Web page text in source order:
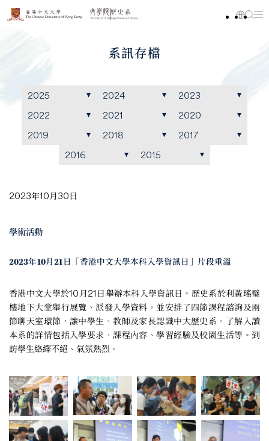
系訊存檔
2025 2024
2023
2022
2021
2020
2019
2018
2017
2016
2015
2023年10月30日
學術活動
2023年10月21日「香港中文大學本科入學資訊日」片段重溫
香港中文大學於10月21日舉辦本科入學資訊日。歷史系於利黃瑤璧
樓地下大堂舉行展覽、派發入學資料，並安排了四節課程諮詢及兩
節聊天室環節，讓中學生、教師及家長認識中大歷史系，了解入讀
本系的詳情包括入學要求、課程內容、學習經驗及校園生活等。到
訪學生絡繹不絕、氣氛熱烈。